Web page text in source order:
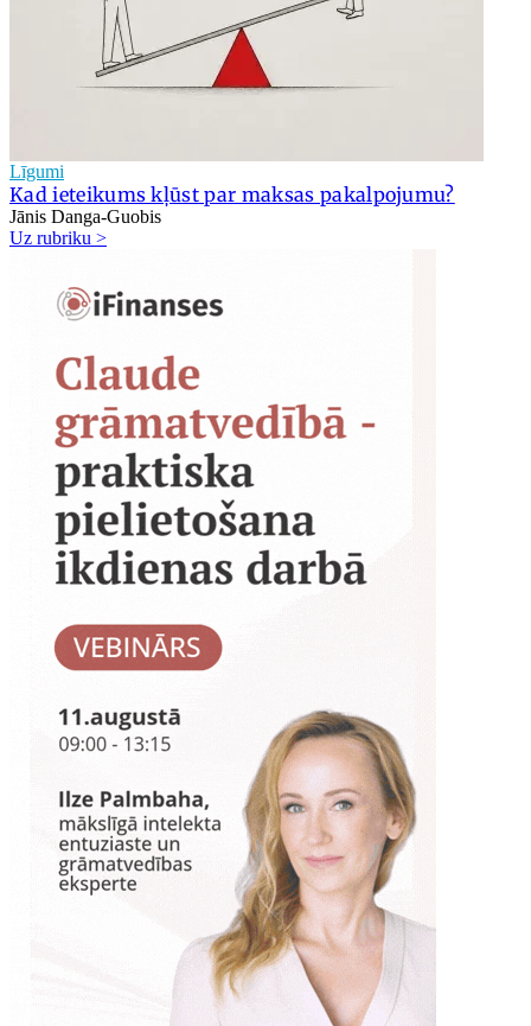
Līgumi
Kad ieteikums kļūst par maksas pakalpojumu?
Jānis Danga-Guobis
Uz rubriku >